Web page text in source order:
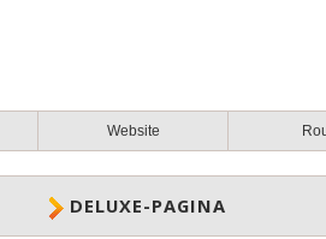
Website
DELUXE-PAGINA